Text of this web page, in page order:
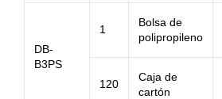
DB-
B3PS
1
Bolsa de
polipropileno
120
Caja de
cartón